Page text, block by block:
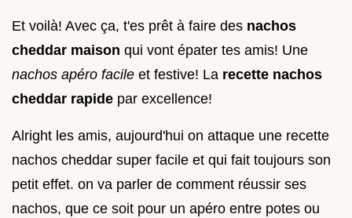
Et voilà! Avec ça, t'es prêt à faire des nachos
cheddar maison qui vont épater tes amis! Une
nachos apéro facile et festive! La recette nachos
cheddar rapide par excellence!
Alright les amis, aujourd'hui on attaque une recette
nachos cheddar super facile et qui fait toujours son
petit effet. on va parler de comment réussir ses
nachos, que ce soit pour un apéro entre potes ou